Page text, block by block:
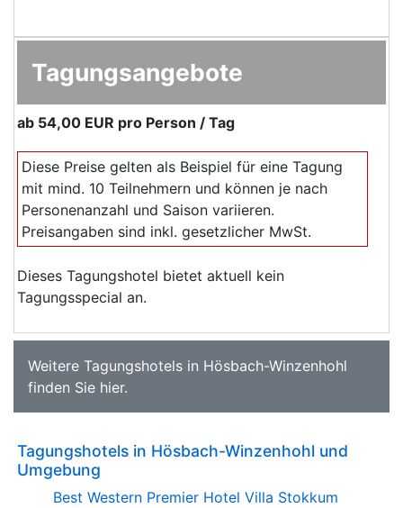
Tagungsangebote
ab 54,00 EUR pro Person / Tag
Diese Preise gelten als Beispiel für eine Tagung
mit mind. 10 Teilnehmern und können je nach
Personenanzahl und Saison variieren.
Preisangaben sind inkl. gesetzlicher MwSt.
Dieses Tagungshotel bietet aktuell kein
Tagungsspecial an.
Weitere Tagungshotels in Hösbach-Winzenhohl
finden Sie hier.
Tagungshotels in Hösbach-Winzenhohl und
Umgebung
Best Western Premier Hotel Villa Stokkum